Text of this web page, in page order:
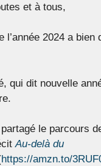
et à tous,
l’année 2024 a bien
qui dit nouvelle
le parcours
Au-delà du
https://amzn.to/